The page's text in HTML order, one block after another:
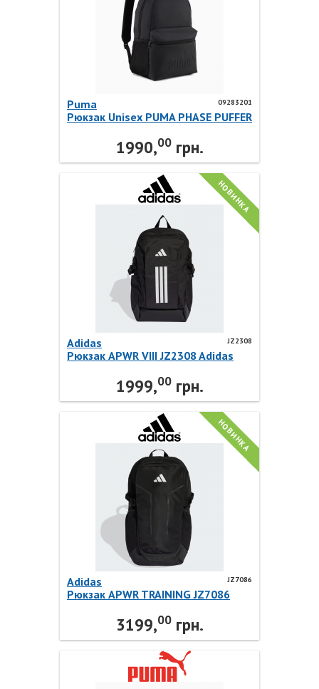
09283201
Puma
Рюкзак Unisex PUMA PHASE PUFFER
1990,00грн.
НОВИНКА
JZ2308
Adidas
Рюкзак APWR VIII JZ2308 Adidas
1999,00грн.
НОВИНКА
JZ7086
Adidas
Рюкзак APWR TRAINING JZ7086
3199,00грн.